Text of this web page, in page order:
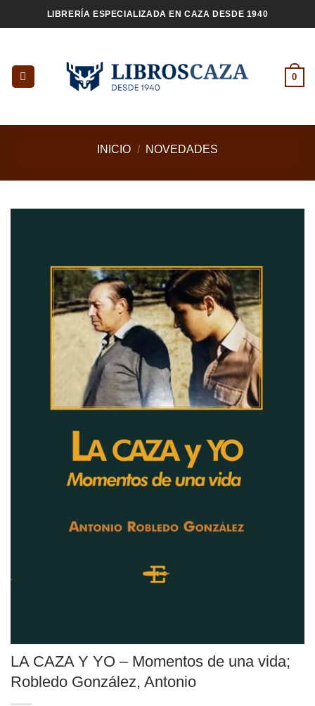
al
LIBRERÍA ESPECIALIZADA EN CAZA DESDE 1940
0
INICIO / NOVEDADES
LA CAZA Y YO – Momentos de una vida;
Robledo González, Antonio